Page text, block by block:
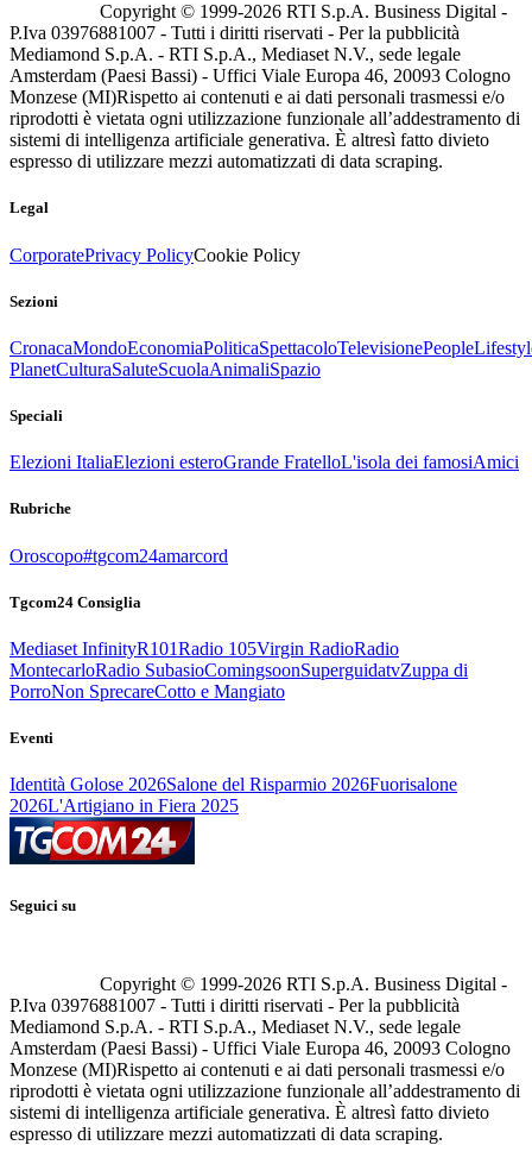
Copyright © 1999-2026 RTI S.p.A. Business Digital -
P.Iva 03976881007 - Tutti i diritti riservati - Per la pubblicità
Mediamond S.p.A. - RTI S.p.A., Mediaset N.V., sede legale
Amsterdam (Paesi Bassi) - Uffici Viale Europa 46, 20093 Cologno
Monzese (MI)Rispetto ai contenuti e ai dati personali trasmessi e/o
riprodotti è vietata ogni utilizzazione funzionale all’addestramento di
sistemi di intelligenza artificiale generativa. È altresì fatto divieto
espresso di utilizzare mezzi automatizzati di data scraping.
Legal
CorporatePrivacy PolicyCookie Policy
Sezioni
CronacaMondoEconomiaPoliticaSpettacoloTelevisionePeople
PlanetCulturaSaluteScuolaAnimaliSpazio
Speciali
Elezioni ItaliaElezioni esteroGrande FratelloL'isola dei famosiAmici
Rubriche
Oroscopo#tgcom24amarcord
Tgcom24 Consiglia
Mediaset InfinityR101Radio 105Virgin RadioRadio
MontecarloRadio SubasioComingsoonSuperguidatvZuppa di
PorroNon SprecareCotto e Mangiato
Eventi
Identità Golose 2026Salone del Risparmio 2026Fuorisalone
2026L'Artigiano in Fiera 2025
Seguici su
Copyright © 1999-2026 RTI S.p.A. Business Digital -
P.Iva 03976881007 - Tutti i diritti riservati - Per la pubblicità
Mediamond S.p.A. - RTI S.p.A., Mediaset N.V., sede legale
Amsterdam (Paesi Bassi) - Uffici Viale Europa 46, 20093 Cologno
Monzese (MI)Rispetto ai contenuti e ai dati personali trasmessi e/o
riprodotti è vietata ogni utilizzazione funzionale all’addestramento di
sistemi di intelligenza artificiale generativa. È altresì fatto divieto
espresso di utilizzare mezzi automatizzati di data scraping.